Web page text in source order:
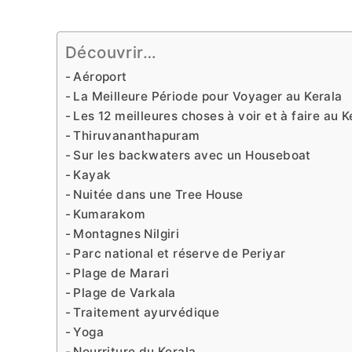
Découvrir…
Aéroport
La Meilleure Période pour Voyager au Kerala
Les 12 meilleures choses à voir et à faire au
Thiruvananthapuram
Sur les backwaters avec un Houseboat
Kayak
Nuitée dans une Tree House
Kumarakom
Montagnes Nilgiri
Parc national et réserve de Periyar
Plage de Marari
Plage de Varkala
Traitement ayurvédique
Yoga